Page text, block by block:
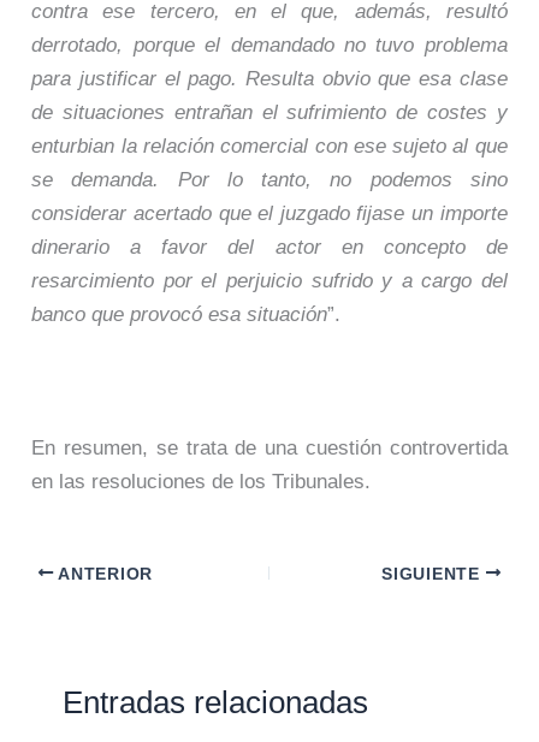
contra ese tercero, en el que, además, resultó
derrotado, porque el demandado no tuvo problema
para justificar el pago. Resulta obvio que esa clase
de situaciones entrañan el sufrimiento de costes y
enturbian la relación comercial con ese sujeto al que
se demanda. Por lo tanto, no podemos sino
considerar acertado que el juzgado fijase un importe
dinerario a favor del actor en concepto de
resarcimiento por el perjuicio sufrido y a cargo del
banco que provocó esa situación”.
En resumen, se trata de una cuestión controvertida
en las resoluciones de los Tribunales.
ANTERIOR SIGUIENTE
Entradas relacionadas